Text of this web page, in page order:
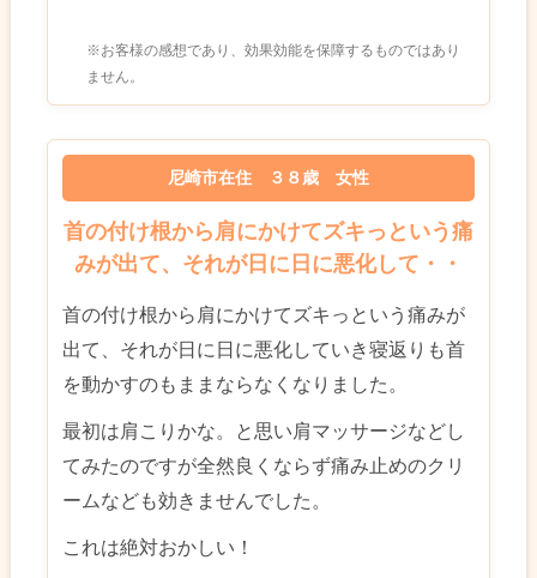
※お客様の感想であり、効果効能を保障するものではあり
ません。
首の付け根から肩にかけてズキっという痛
みが出て、それが日に日に悪化して・・
尼崎市在住 ３８歳 女性
首の付け根から肩にかけてズキっという痛みが
出て、それが日に日に悪化していき寝返りも首
を動かすのもままならなくなりました。
最初は肩こりかな。と思い肩マッサージなどし
てみたのですが全然良くならず痛み止めのクリ
ームなども効きませんでした。
これは絶対おかしい！